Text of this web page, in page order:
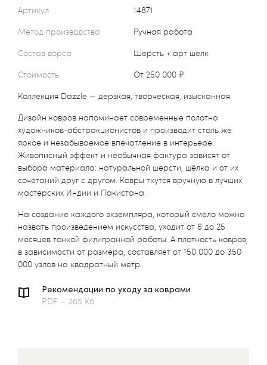
Артикул
14871
Метод производства
Ручная работа
Состав ворса
Шерсть + арт шёлк
Стоимость
от 250 000 ₽
Коллекция Dazzle — дерзкая, творческая, изысканная.
Дизайн ковров напоминает современные полотна
художников-абстракционистов и производит столь же
яркое и незабываемое впечатление в интерьере.
Живописный эффект и необычная фактура зависят от
выбора материала: натуральной шерсти, шёлка и от их
сочетаний друг с другом. Ковры ткутся вручную в лучших
мастерских Индии и Пакистана.
На создание каждого экземпляра, который смело можно
назвать произведением искусства, уходит от 6 до 25
месяцев тонкой филигранной работы. А плотность ковров,
в зависимости от размера, составляет от 150 000 до 350
000 узлов на квадратный метр.
Рекомендации по уходу за коврами
PDF — 265 Кб